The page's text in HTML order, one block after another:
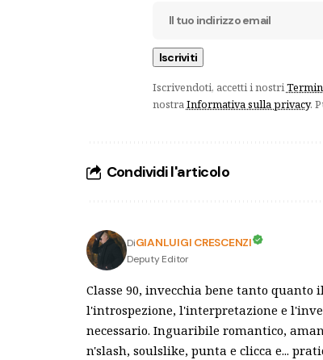
Iscrivendoti, accetti i nostri
nostraInformativa sulla privacy.
Condividi l'articolo
DiGIANLUIGI CRESCENZI
Deputy Editor
Classe 90, invecchia bene tanto quanto
l'introspezione, l'interpretazione e
necessario. Inguaribile romantico,
n'slash, soulslike, punta e clicca e...